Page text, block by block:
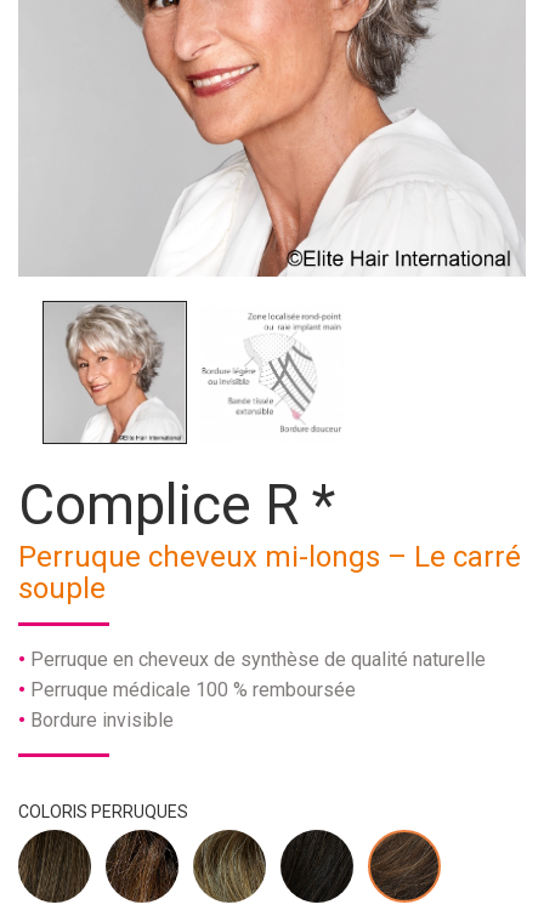
Complice R *
Perruque cheveux mi-longs – Le carré
souple
Perruque en cheveux de synthèse de qualité naturelle
Perruque médicale 100 % remboursée
Bordure invisible
COLORIS PERRUQUES